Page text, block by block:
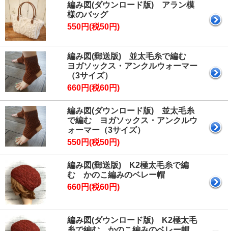
編み図(ダウンロード版) アラン模
様のバッグ
550円(税50円)
編み図(郵送版) 並太毛糸で編む
ヨガソックス・アンクルウォーマー
（3サイズ）
660円(税60円)
編み図(ダウンロード版) 並太毛糸
で編む ヨガソックス・アンクルウ
ォーマー（3サイズ）
550円(税50円)
編み図(郵送版) K2極太毛糸で編
む かのこ編みのベレー帽
660円(税60円)
編み図(ダウンロード版) K2極太毛